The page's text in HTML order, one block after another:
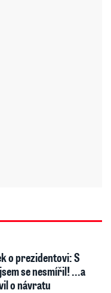
o prezidentovi: S
se nesmířil! ...a
o návratu